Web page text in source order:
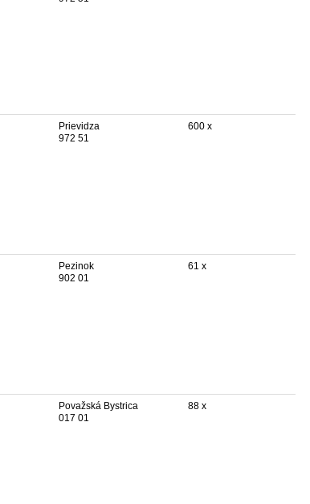
Prievidza
972 51
600 x
Pezinok
902 01
61 x
Považská Bystrica
017 01
88 x